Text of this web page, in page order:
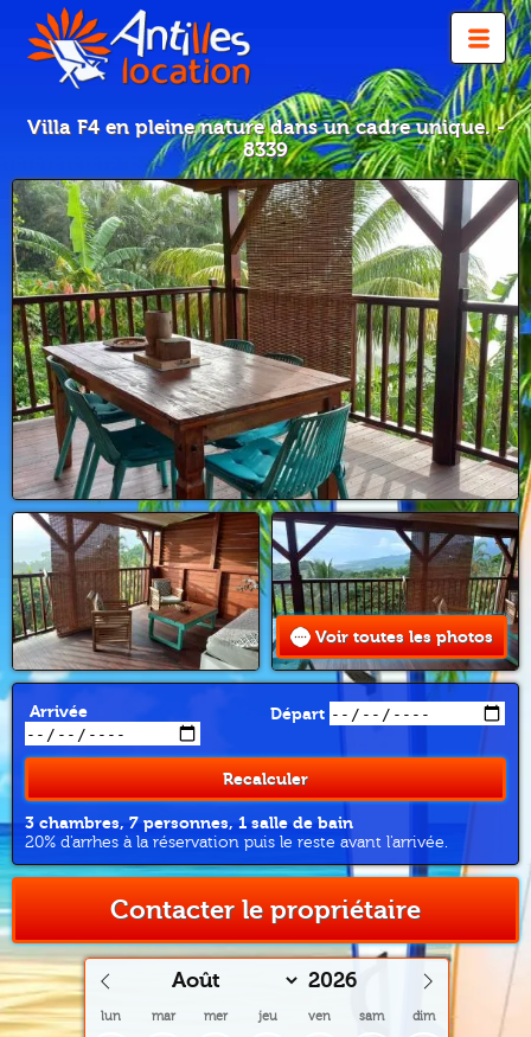
Villa F4 en pleine nature dans un cadre unique. -
8339
Voir toutes les photos
Arrivée Départ
Recalculer
3 chambres, 7 personnes, 1 salle de bain
20% d'arrhes à la réservation puis le reste avant l'arrivée.
Contacter le propriétaire
lun mar mer jeu ven sam dim